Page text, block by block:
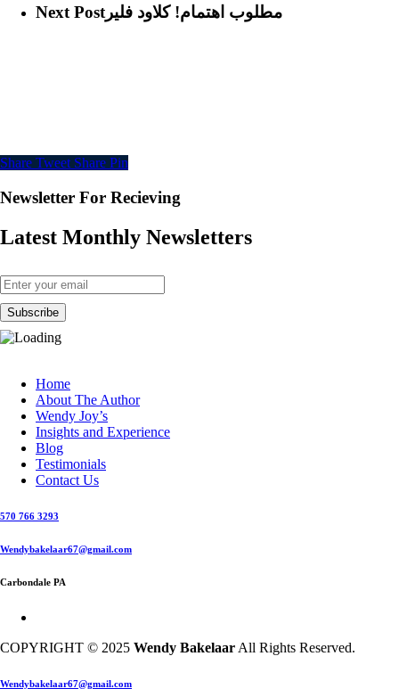
Next Post مطلوب اهتمام! كلاود فلير
Share Tweet Share Pin
Newsletter For Recieving
Latest Monthly Newsletters
Home
About The Author
Wendy Joy’s
Insights and Experience
Blog
Testimonials
Contact Us
570 766 3293
Wendybakelaar67@gmail.com
Carbondale PA
COPYRIGHT © 2025 Wendy Bakelaar All Rights Reserved.
Close
Wendybakelaar67@gmail.com